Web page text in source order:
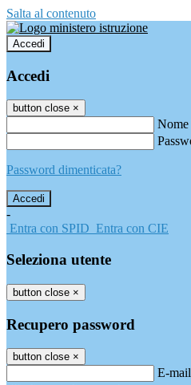
Salta al contenuto
Accedi
Accedi
button close ×
Nome
Password dimenticata?
-
Entra con SPID Entra con CIE
Seleziona utente
button close ×
Recupero password
button close ×
E-mail